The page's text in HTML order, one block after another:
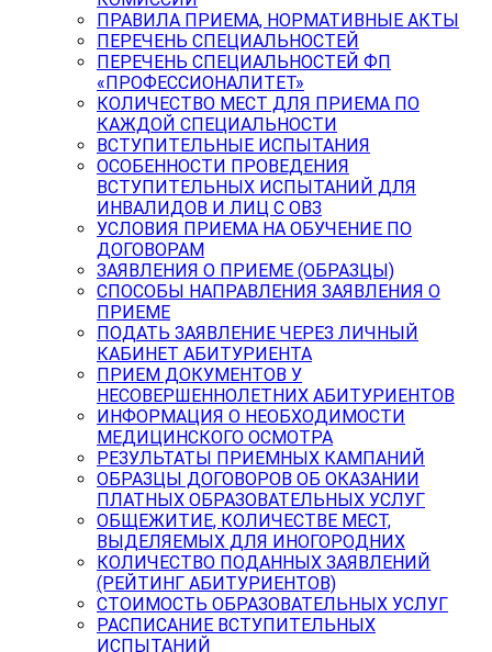
ПРАВИЛА ПРИЕМА, НОРМАТИВНЫЕ АКТЫ
ПЕРЕЧЕНЬ СПЕЦИАЛЬНОСТЕЙ
ПЕРЕЧЕНЬ СПЕЦИАЛЬНОСТЕЙ ФП
«ПРОФЕССИОНАЛИТЕТ»
КОЛИЧЕСТВО МЕСТ ДЛЯ ПРИЕМА ПО
КАЖДОЙ СПЕЦИАЛЬНОСТИ
ВСТУПИТЕЛЬНЫЕ ИСПЫТАНИЯ
ОСОБЕННОСТИ ПРОВЕДЕНИЯ
ВСТУПИТЕЛЬНЫХ ИСПЫТАНИЙ ДЛЯ
ИНВАЛИДОВ И ЛИЦ С ОВЗ
УСЛОВИЯ ПРИЕМА НА ОБУЧЕНИЕ ПО
ДОГОВОРАМ
ЗАЯВЛЕНИЯ О ПРИЕМЕ (ОБРАЗЦЫ)
СПОСОБЫ НАПРАВЛЕНИЯ ЗАЯВЛЕНИЯ О
ПРИЕМЕ
ПОДАТЬ ЗАЯВЛЕНИЕ ЧЕРЕЗ ЛИЧНЫЙ
КАБИНЕТ АБИТУРИЕНТА
ПРИЕМ ДОКУМЕНТОВ У
НЕСОВЕРШЕННОЛЕТНИХ АБИТУРИЕНТОВ
ИНФОРМАЦИЯ О НЕОБХОДИМОСТИ
МЕДИЦИНСКОГО ОСМОТРА
РЕЗУЛЬТАТЫ ПРИЕМНЫХ КАМПАНИЙ
ОБРАЗЦЫ ДОГОВОРОВ ОБ ОКАЗАНИИ
ПЛАТНЫХ ОБРАЗОВАТЕЛЬНЫХ УСЛУГ
ОБЩЕЖИТИЕ, КОЛИЧЕСТВЕ МЕСТ,
ВЫДЕЛЯЕМЫХ ДЛЯ ИНОГОРОДНИХ
КОЛИЧЕСТВО ПОДАННЫХ ЗАЯВЛЕНИЙ
(РЕЙТИНГ АБИТУРИЕНТОВ)
СТОИМОСТЬ ОБРАЗОВАТЕЛЬНЫХ УСЛУГ
РАСПИСАНИЕ ВСТУПИТЕЛЬНЫХ
ИСПЫТАНИЙ